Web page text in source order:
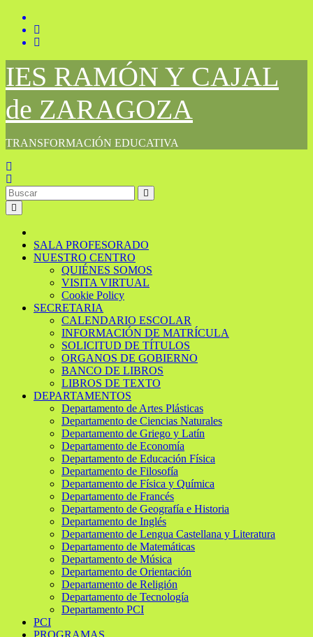
Saltar
contenido
IES RAMÓN Y CAJAL
de ZARAGOZA
TRANSFORMACIÓN EDUCATIVA
SALA PROFESORADO
NUESTRO CENTRO
QUIÉNES SOMOS
VISITA VIRTUAL
Cookie Policy
SECRETARIA
CALENDARIO ESCOLAR
INFORMACIÓN DE MATRÍCULA
SOLICITUD DE TÍTULOS
ORGANOS DE GOBIERNO
BANCO DE LIBROS
LIBROS DE TEXTO
DEPARTAMENTOS
Departamento de Artes Plásticas
Departamento de Ciencias Naturales
Departamento de Griego y Latín
Departamento de Economía
Departamento de Educación Física
Departamento de Filosofía
Departamento de Física y Química
Departamento de Francés
Departamento de Geografía e Historia
Departamento de Inglés
Departamento de Lengua Castellana y Literatura
Departamento de Matemáticas
Departamento de Música
Departamento de Orientación
Departamento de Religión
Departamento de Tecnología
Departamento PCI
PCI
PROGRAMAS